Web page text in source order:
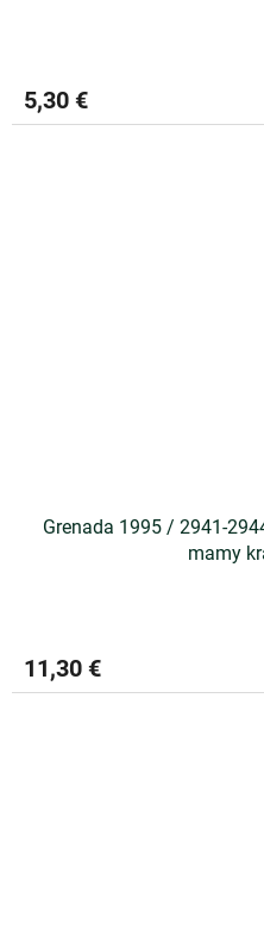
5,30 €
Grenada 1995 / 2941-
mamy
11,30 €